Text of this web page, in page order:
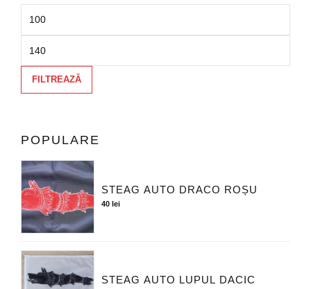
FILTREAZĂ
POPULARE
STEAG AUTO DRACO ROȘU
40 lei
STEAG AUTO LUPUL DACIC